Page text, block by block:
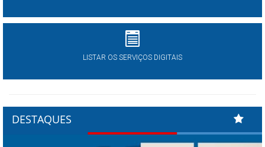
LISTAR OS SERVIÇOS DIGITAIS
DESTAQUES